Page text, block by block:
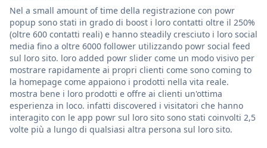
Nel a small amount of time della registrazione con powr
popup sono stati in grado di boost i loro contatti oltre il 250%
(oltre 600 contatti reali) e hanno steadily cresciuto i loro social
media fino a oltre 6000 follower utilizzando powr social feed
sul loro sito. loro added powr slider come un modo visivo per
mostrare rapidamente ai propri clienti come sono coming to
la homepage come appaiono i prodotti nella vita reale.
mostra bene i loro prodotti e offre ai clienti un'ottima
esperienza in loco. infatti discovered i visitatori che hanno
interagito con le app powr sul loro sito sono stati coinvolti 2,5
volte più a lungo di qualsiasi altra persona sul loro sito.